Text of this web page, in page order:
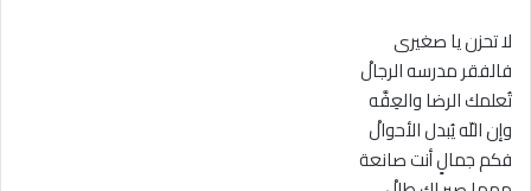
لا تحزن يا صغيرى
فالفقر مدرسه الرجالْ
تُعلمك الرضا والعِفَّه
وإن اللّه يُبدل الأحوالْ
فكم جمالٍ أنت صانعة